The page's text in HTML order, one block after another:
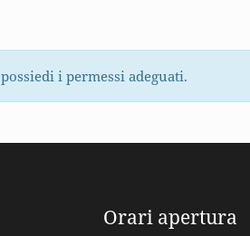
i permessi adeguati.
Orari apertura